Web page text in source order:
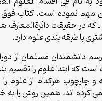
مهم نموده است. كتاب
كه در حقيقت
با طبقه بندى علوم دارد.
دانشمندان مسلمان از
است كه ابتدا علوم را تقسيم
و چارچوب هركدام از علوم
كرده اند. همين روش را به